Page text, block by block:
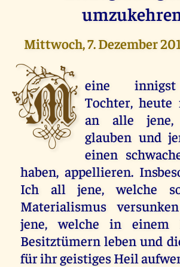
Mittwoch, 7. Dezember
M eine
Tochter, heute
an alle
glauben und
einen
haben, appellieren.
Ich all jene, welche
Materialismus
jene, welche in einem
Besitztümern leben und
für ihr geistiges Heil